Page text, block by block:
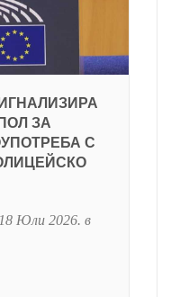
ЗА
С
Юли 2026. в